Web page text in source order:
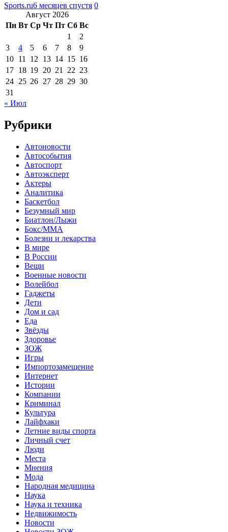
Sports.ru6 месяцев спустя 0
Август 2026
Пн Вт Ср Чт Пт Сб Вс
1
2
3
4 5 6 7 8
9
10 11 12 13 14 15 16
17 18 19 20 21 22 23
24 25 26 27 28 29 30
31
« Июл
Рубрики
Автоновости
Автособытия
Автоспорт
Автоэксперт
Актеры
Аналитика
Баскетбол
Безумный мир
Биатлон/Лыжи
Бокс/MMA
Болезни и лекарства
В мире
В России
Вещи
Военные новости
Волейбол
Гаджеты
Дети
Дом и сад
Еда
Звёзды
Здоровье
ЗОЖ
Игры
Импортозамещение
Интернет
Истории
Компании
Криминал
Культура
Лайфхаки
Летние виды спорта
Личный счет
Люди
Места
Мнения
Мода
Народная медицина
Наука
Наука и техника
Недвижимость
Новости